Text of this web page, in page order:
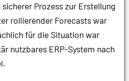
Prozess zur Erstellung
rollierender Forecasts war
für die Situation war
nutzbares ERP-System nach